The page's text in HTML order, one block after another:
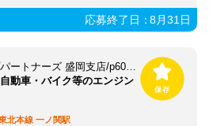
応募終了日：8月31日
株式会社オープンループパートナーズ 盛岡支店/p60240400301
動車・バイク等のエンジン
北本線 一ノ関駅